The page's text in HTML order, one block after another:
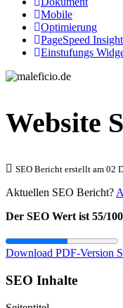
Mobile
Optimierung
PageSpeed
Einstufungs
Website
SEO Bericht erstellt am 02
Aktuellen SEO Bericht?
Der SEO Wert ist 55/100
Download PDF-Version
SEO Inhalte